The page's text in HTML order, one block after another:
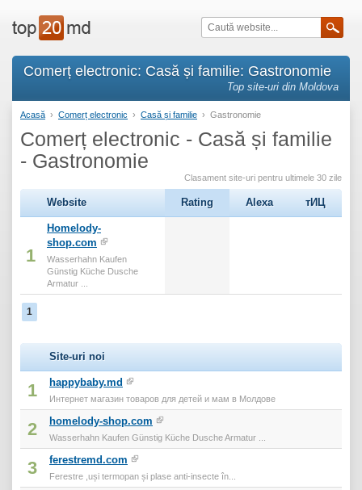
Comerț electronic: Casă și familie: Gastronomie
Top site-uri din Moldova
Acasă › Comerț electronic › Casă și familie › Gastronomie
Comerț electronic - Casă și familie
- Gastronomie
Clasament site-uri pentru ultimele 30 zile
Website Rating Alexa тИЦ
1
Homelody-
shop.com
Wasserhahn Kaufen
Günstig Küche Dusche
Armatur ...
1
Site-uri noi
1 happybaby.md
Интернет магазин товаров для детей и мам в Молдове
2 homelody-shop.com
Wasserhahn Kaufen Günstig Küche Dusche Armatur ...
3 ferestremd.com
Ferestre ,uși termopan și plase anti-insecte în...